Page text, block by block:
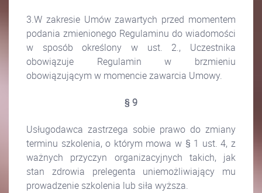
3.W zakresie Umów zawartych przed momentem
podania zmienionego Regulaminu do wiadomości
w sposób określony w ust. 2., Uczestnika
obowiązuje Regulamin w brzmieniu
obowiązującym w momencie zawarcia Umowy.
§ 9
Usługodawca zastrzega sobie prawo do zmiany
terminu szkolenia, o którym mowa w § 1 ust. 4, z
ważnych przyczyn organizacyjnych takich, jak
stan zdrowia prelegenta uniemożliwiający mu
prowadzenie szkolenia lub siła wyższa.